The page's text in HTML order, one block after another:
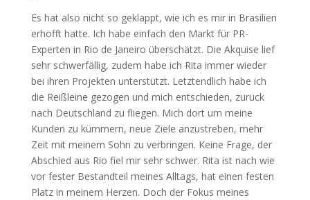
Es hat also nicht so geklappt, wie ich es mir in Brasilien
erhofft hatte. Ich habe einfach den Markt für PR-
Experten in Rio de Janeiro überschätzt. Die Akquise lief
sehr schwerfällig, zudem habe ich Rita immer wieder
bei ihren Projekten unterstützt. Letztendlich habe ich
die Reißleine gezogen und mich entschieden, zurück
nach Deutschland zu fliegen. Mich dort um meine
Kunden zu kümmern, neue Ziele anzustreben, mehr
Zeit mit meinem Sohn zu verbringen. Keine Frage, der
Abschied aus Rio fiel mir sehr schwer. Rita ist nach wie
vor fester Bestandteil meines Alltags, hat einen festen
Platz in meinem Herzen. Doch der Fokus meines